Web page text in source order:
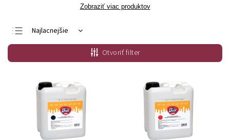
Zobraziť viac produktov
Najlacnejšie
Najdrahšie
Najpredávanejšie
Abecedne
Otvoriť filter